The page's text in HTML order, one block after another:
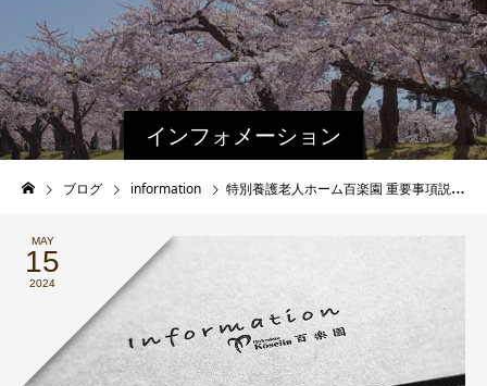
インフォメーション
ブログ information 特別養護老人ホーム百楽園 重要事項説明書
MAY
15
2024